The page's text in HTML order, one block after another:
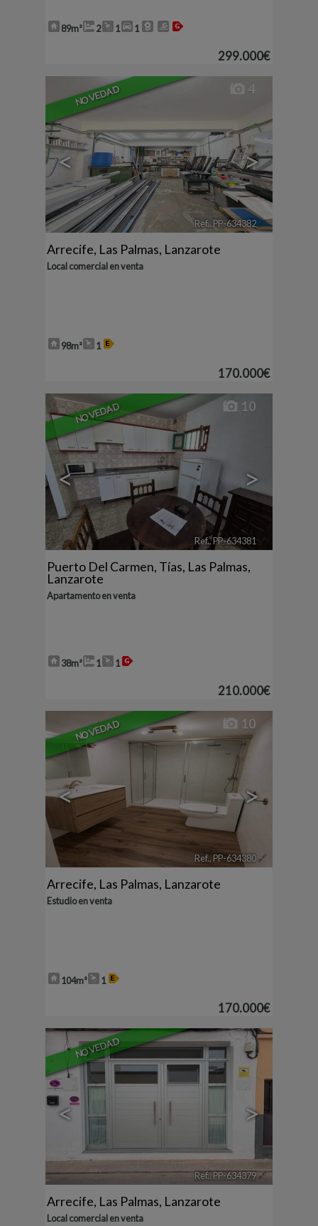
89m² 2 1 1
299.000€
NOVEDAD
< >
4
Ref.. PP-634382🔗
Arrecife, Las Palmas, Lanzarote
Local comercial en venta
98m² 1
170.000€
NOVEDAD
< >
10
Ref.. PP-634381 🔗
Puerto Del Carmen, Tías, Las Palmas,
Lanzarote
Apartamento en venta
38m² 1 1
210.000€
NOVEDAD
< >
10
Ref.. PP-634380🔗
Arrecife, Las Palmas, Lanzarote
Estudio en venta
104m² 1
170.000€
NOVEDAD
< >
9
Ref.. PP-634379🔗
Arrecife, Las Palmas, Lanzarote
Local comercial en venta